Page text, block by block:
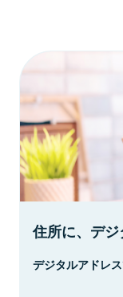
住所に、デジ
デジタルアドレ